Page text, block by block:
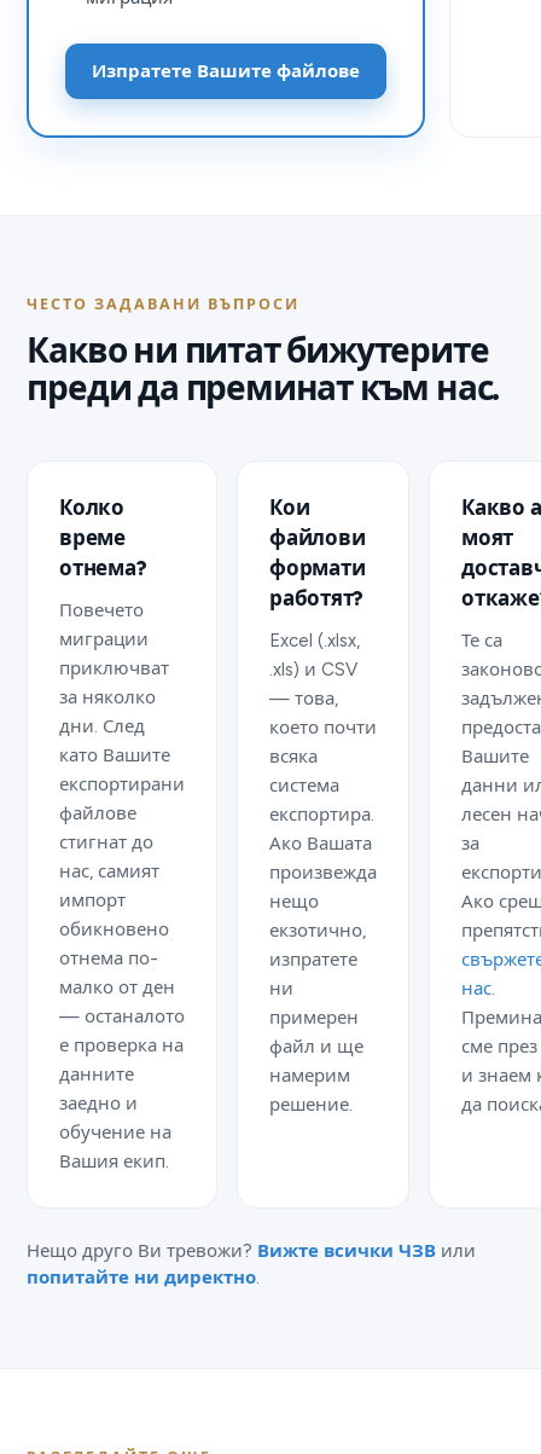
Изпратете Вашите файлове
ЧЕСТО ЗАДАВАНИ ВЪПРОСИ
Какво ни питат бижутерите
преди да преминат към нас.
Колко
време
отнема?
Повечето
миграции
приключват
за няколко
дни. След
като Вашите
експортирани
файлове
стигнат до
нас, самият
импорт
обикновено
отнема по-
малко от ден
— останалото
е проверка на
данните
заедно и
обучение на
Вашия екип.
Кои
файлови
формати
работят?
Excel (.xlsx,
.xls) и CSV
— това,
което почти
всяка
система
експортира.
Ако Вашата
произвежда
нещо
екзотично,
изпратете
ни
примерен
файл и ще
намерим
решение.
Какво
моят
Те са
Вашите
данни
лесен
за
Ако
нас.
сме
и знаем
да
Нещо друго Ви тревожи? Вижте всички ЧЗВ или
попитайте ни директно.